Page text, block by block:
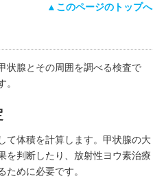
▲このページのトップへ
状腺とその周囲を調べる検査で
て体積を計算します。甲状腺の大
を判断したり、放射性ヨウ素治療
めに必要です。